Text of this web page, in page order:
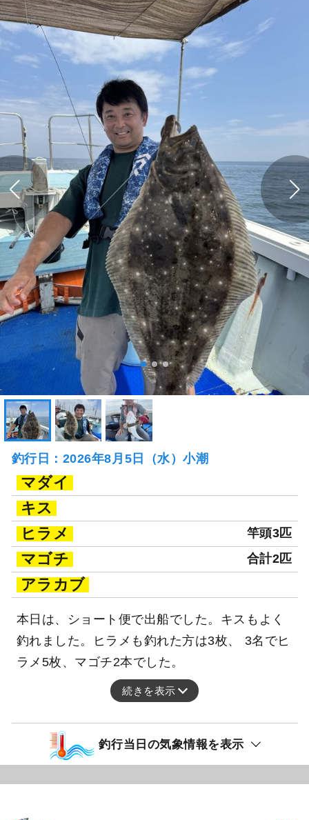
釣行日：2026年8月5日（水）小潮
マダイ
キス
ヒラメ
竿頭3匹
マゴチ 合計2匹
アラカブ
本日は、ショート便で出船でした。キスもよく
釣れました。ヒラメも釣れた方は3枚、 3名でヒ
ラメ5枚、マゴチ2本でした。
続きを表示
釣行当日の気象情報を表示